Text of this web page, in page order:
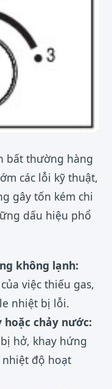
bất thường hàng
các lỗi kỹ thuật,
gây tốn kém chi
dấu hiệu phổ
không lạnh:
việc thiếu gas,
nhiệt bị lỗi.
chảy nước:
hở, khay hứng
nhiệt độ hoạt